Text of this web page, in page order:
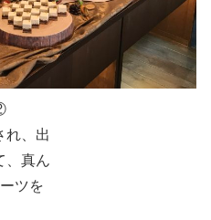
れ、出
、真ん
ツを